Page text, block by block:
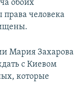
обоих
права человека
Мария Захарова
с Киевом
которые